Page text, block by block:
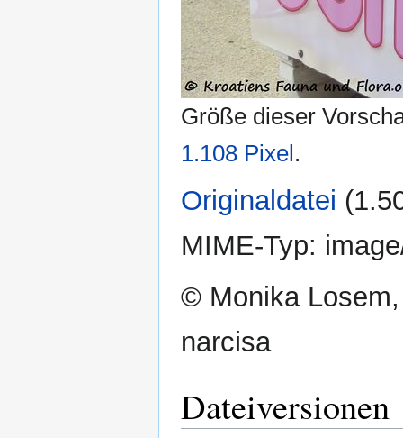
Größe dieser
1.108 Pixel.
Originaldatei
MIME-Typ:
© Monika
narcisa
Dateiversionen